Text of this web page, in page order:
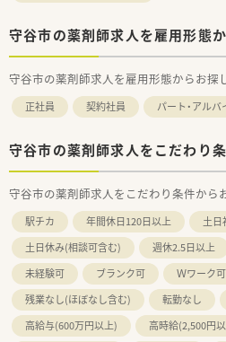
守谷市の薬剤師求人を雇用形態
守谷市の薬剤師求人を雇用形態からお探
正社員 契約社員 パート・アルバ
守谷市の薬剤師求人をこだわり
守谷市の薬剤師求人をこだわり条件から
駅チカ 年間休日120日以上
土日
土日休み(相談可含む)
週休2.5日以上
未経験可
ブランク可 Ｗワーク可
残業なし(ほぼなし含む)
転勤なし
高給与(600万円以上)
高時給(2,500円